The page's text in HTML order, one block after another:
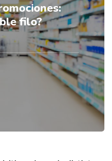
filo?